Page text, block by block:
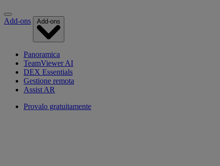
Add-ons Add-ons
Panoramica
TeamViewer AI
DEX Essentials
Gestione remota
Assist AR
Provalo gratuitamente